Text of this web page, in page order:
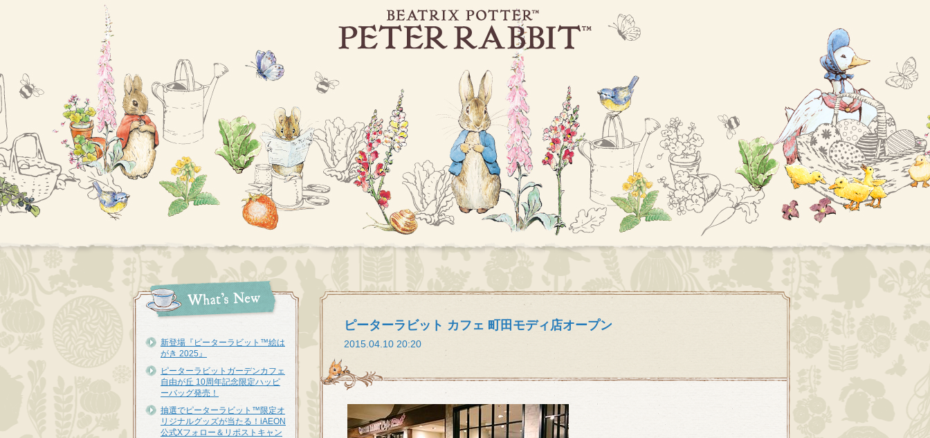
新登場『ピーターラビット™︎絵は
がき 2025』
ピーターラビットガーデンカフェ
自由が丘 10周年記念限定ハッピ
ーバッグ発売！
抽選でピーターラビット™限定オ
リジナルグッズが当たる！iAEON
公式Xフォロー＆リポストキャン
ピーターラビット カフェ 町田モディ店オープン
2015.04.10 20:20